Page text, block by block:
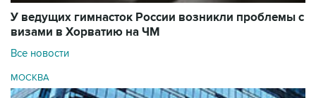
У ведущих гимнасток России возникли проблемы с
визами в Хорватию на ЧМ
Все новости
МОСКВА